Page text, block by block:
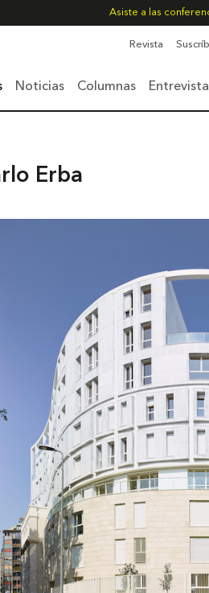
Asiste a las
Revista
Noticias Columnas
Erba